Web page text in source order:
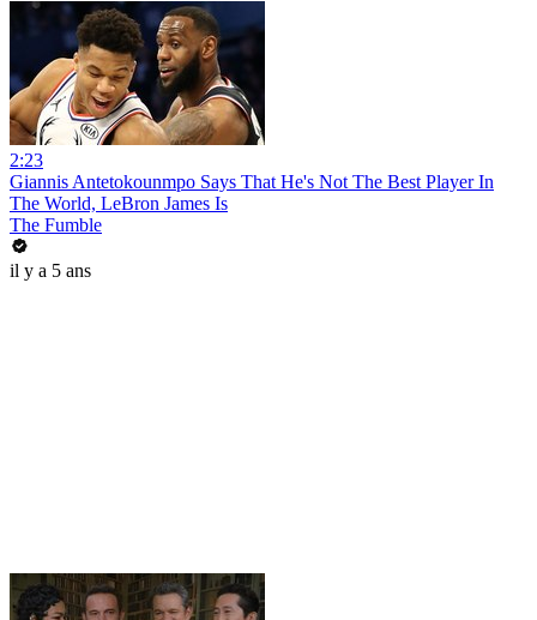
2:23
Giannis Antetokounmpo Says That He's Not The Best Player In
The World, LeBron James Is
The Fumble
il y a 5 ans